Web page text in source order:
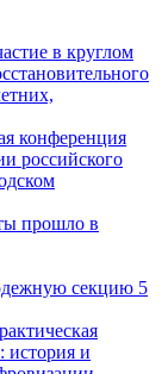
в круглом
конференция
российского
прошло в
секцию 5
история и